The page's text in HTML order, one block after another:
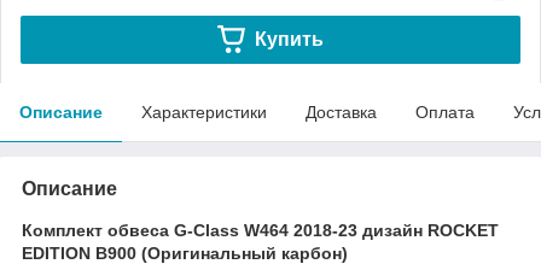
Купить
Описание Характеристики Доставка Оплата
Описание
Комплект обвеса G-Class W464 2018-23 дизайн ROCKET
EDITION B900 (Оригинальный карбон)